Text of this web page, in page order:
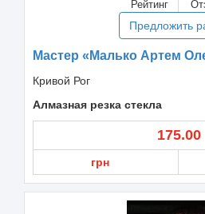
Рейтинг
Предложить
Мастер «Малько Артем
Кривой Рог
Алмазная резка стекла
175.00
грн